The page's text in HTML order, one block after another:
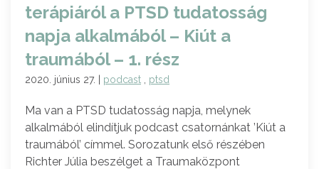
terápiáról a PTSD tudatosság
napja alkalmából – Kiút a
traumából – 1. rész
2020. június 27. | podcast ptsd
Ma van a PTSD tudatosság napja, melynek
alkalmából elindítjuk podcast csatornánkat ’Kiút a
traumából’ címmel. Sorozatunk első részében
Richter Júlia beszélget a Traumaközpont